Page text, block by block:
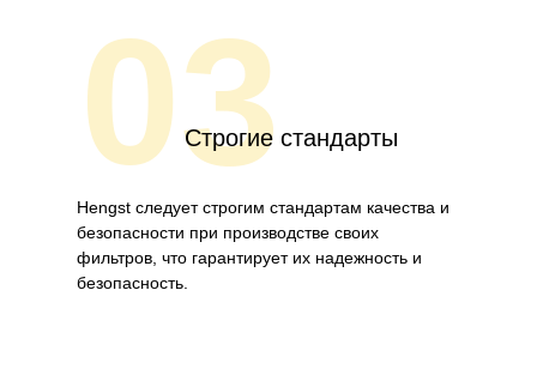
03Строгие стандарты
Hengst следует строгим стандартам качества и
безопасности при производстве своих
фильтров, что гарантирует их надежность и
безопасность.